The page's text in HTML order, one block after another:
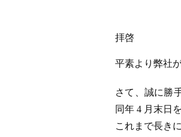
拝啓
平素より弊社
さて、誠に勝
同年 4 月末日
これまで長き